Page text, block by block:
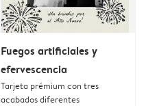
Fuegos artificiales y
efervescencia
Tarjeta prémium con tres
acabados diferentes